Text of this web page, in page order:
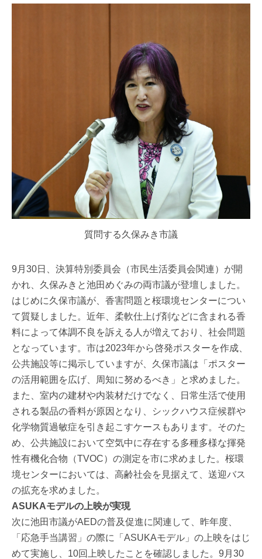
質問する久保みき市議
9月30日、決算特別委員会（市民生活委員会関連）が開
かれ、久保みきと池田めぐみの両市議が登壇しました。
はじめに久保市議が、香害問題と桜環境センターについ
て質疑しました。近年、柔軟仕上げ剤などに含まれる香
料によって体調不良を訴える人が増えており、社会問題
となっています。市は2023年から啓発ポスターを作成、
公共施設等に掲示していますが、久保市議は「ポスター
の活用範囲を広げ、周知に努めるべき」と求めました。
また、室内の建材や内装材だけでなく、日常生活で使用
される製品の香料が原因となり、シックハウス症候群や
化学物質過敏症を引き起こすケースもあります。そのた
め、公共施設において空気中に存在する多種多様な揮発
性有機化合物（TVOC）の測定を市に求めました。桜環
境センターにおいては、高齢社会を見据えて、送迎バス
の拡充を求めました。
ASUKAモデルの上映が実現
次に池田市議がAEDの普及促進に関連して、昨年度、
「応急手当講習」の際に「ASUKAモデル」の上映をはじ
めて実施し、10回上映したことを確認しました。9月30